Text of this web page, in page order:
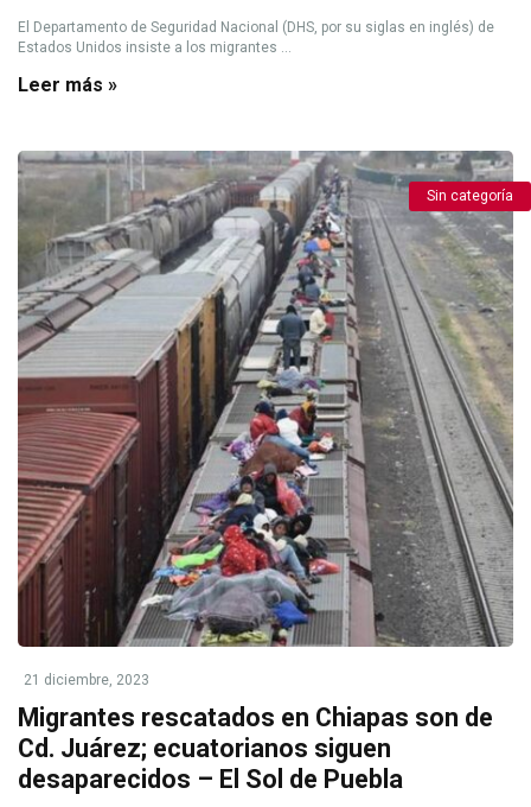
El Departamento de Seguridad Nacional (DHS, por su siglas en inglés) de
Estados Unidos insiste a los migrantes ...
Leer más »
Sin categoría
21 diciembre, 2023
Migrantes rescatados en Chiapas son de
Cd. Juárez; ecuatorianos siguen
desaparecidos – El Sol de Puebla